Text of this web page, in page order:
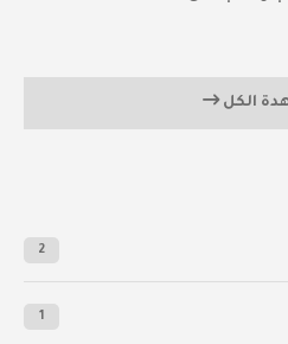
الكل
2
1